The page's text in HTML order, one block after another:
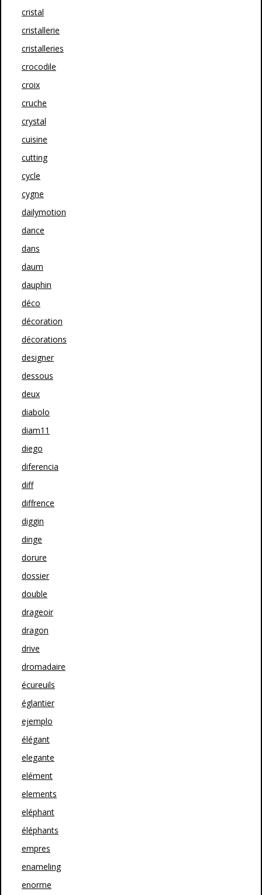
cristal
cristallerie
cristalleries
crocodile
croix
cruche
crystal
cuisine
cutting
cycle
cygne
dailymotion
dance
dans
daum
dauphin
déco
décoration
décorations
designer
dessous
deux
diabolo
diam11
diego
diferencia
diff
diffrence
diggin
dinge
dorure
dossier
double
drageoir
dragon
drive
dromadaire
écureuils
églantier
ejemplo
élégant
elegante
elément
elements
eléphant
éléphants
empres
enameling
enorme